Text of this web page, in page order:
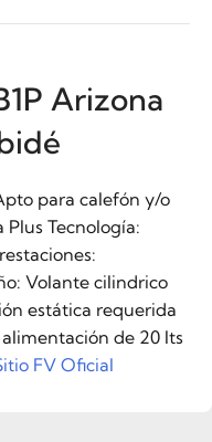
Arizona
para calefón y/o
Tecnología:
Volante cilindrico
estática requerida
de 20 lts
FV Oficial